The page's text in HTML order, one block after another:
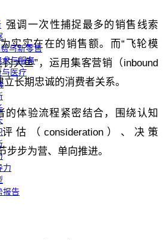
与新零售
与服务
医疗
力
报告
强调一次性捕捉最多的销售线索
实实在在的销售额。而“ 飞轮模
钓大鱼” ，运用集客营销（ inbound
长期忠诚的消费者关系。
的体验流程紧密结合，围绕认知
估（ consideration）、决策
步步为营、单向推进。